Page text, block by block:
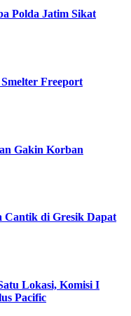
Polda Jatim Sikat
Freeport
Gakin Korban
Cantik di Gresik Dapat
Lokasi, Komisi I
Pacific